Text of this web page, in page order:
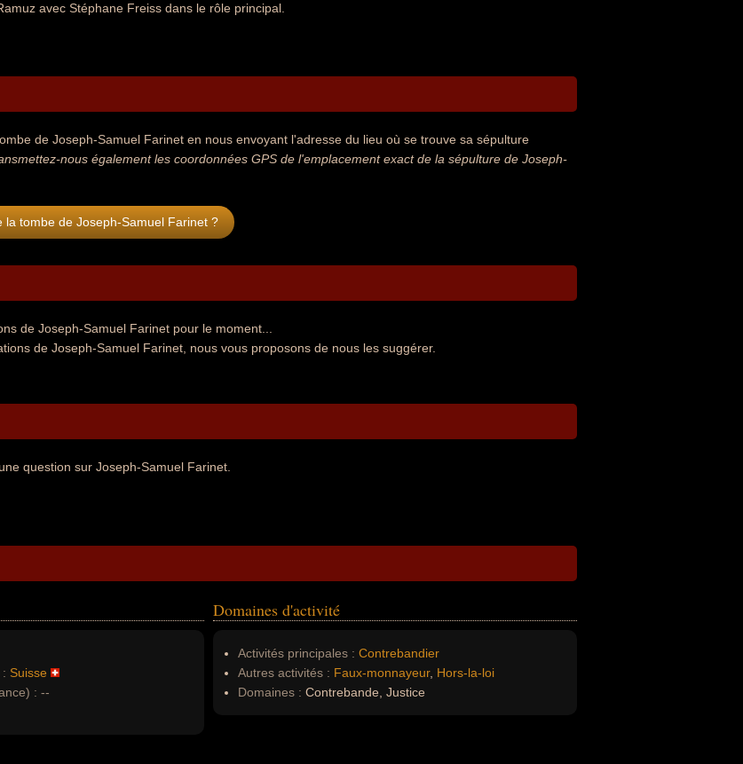
avec Stéphane Freiss dans le rôle principal.
de Joseph-Samuel Farinet en nous envoyant l'adresse du lieu où se trouve sa sépulture
nous également les coordonnées GPS de l'emplacement exact de la sépulture de Joseph-
la tombe de Joseph-Samuel Farinet ?
de Joseph-Samuel Farinet pour le moment...
de Joseph-Samuel Farinet, nous vous proposons de nous les suggérer.
question sur Joseph-Samuel Farinet.
Suisse
: --
Domaines d'activité
Activités principales : Contrebandier
Autres activités : Faux-monnayeur, Hors-la-loi
Domaines : Contrebande, Justice